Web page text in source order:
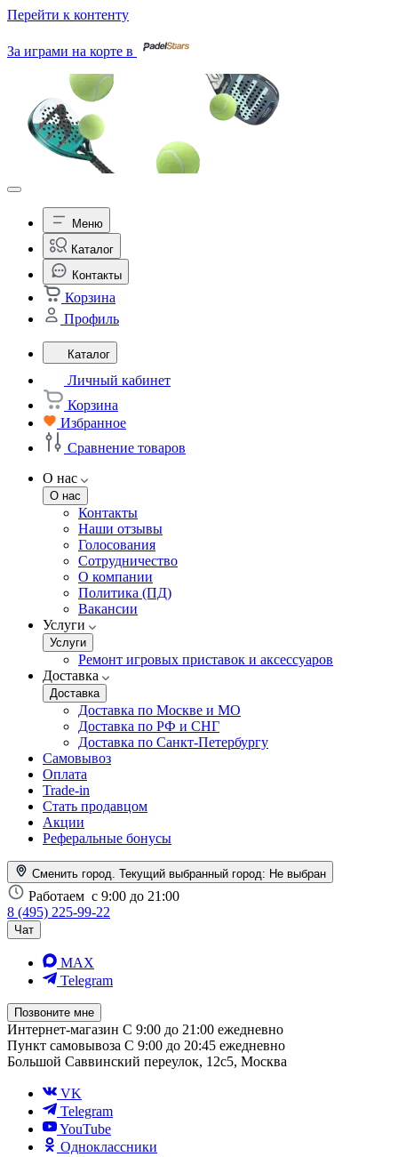
Перейти к контенту
За играми на корте в
Меню
Каталог
Контакты
Корзина
Профиль
Каталог
Личный кабинет
Корзина
Избранное
Сравнение товаров
О нас
О нас
Контакты
Наши отзывы
Голосования
Сотрудничество
О компании
Политика (ПД)
Вакансии
Услуги
Услуги
Ремонт игровых приставок и аксессуаров
Доставка
Доставка
Доставка по Москве и МО
Доставка по РФ и СНГ
Доставка по Санкт-Петербургу
Самовывоз
Оплата
Trade-in
Стать продавцом
Акции
Реферальные бонусы
Сменить город. Текущий выбранный город: Не выбран
Работаем с 9:00 до 21:00
8 (495) 225-99-22
Чат
MAX
Telegram
Позвоните мне
Интернет-магазин С 9:00 до 21:00 ежедневно
Пункт самовывоза С 9:00 до 20:45 ежедневно
Большой Саввинский переулок, 12с5, Москва
VK
Telegram
YouTube
Одноклассники